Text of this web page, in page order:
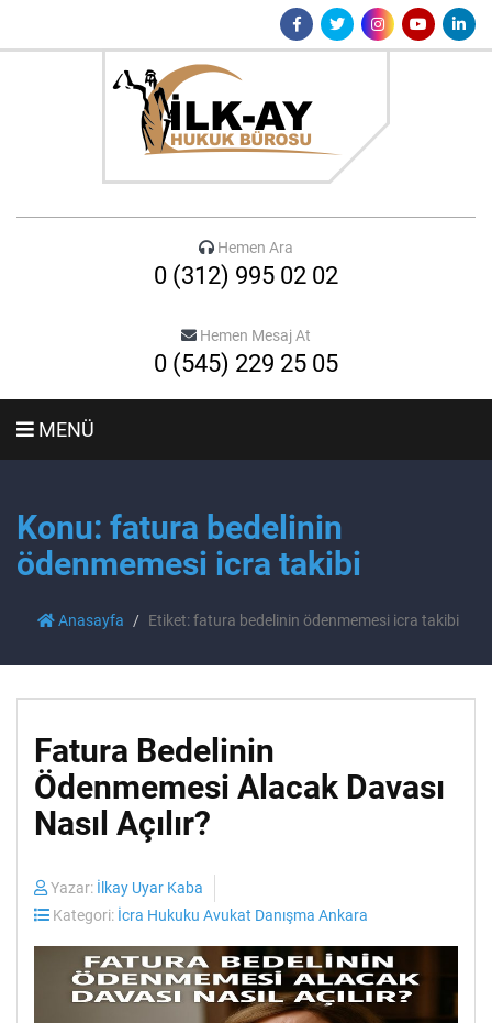
Hemen Ara
0 (312) 995 02 02
Hemen Mesaj At
0 (545) 229 25 05
MENÜ
Konu: fatura bedelinin
ödenmemesi icra takibi
Anasayfa Etiket: fatura bedelinin ödenmemesi icra takibi
Fatura Bedelinin
Ödenmemesi Alacak Davası
Nasıl Açılır?
Yazar: İlkay Uyar Kaba
Kategori: İcra Hukuku Avukat Danışma Ankara